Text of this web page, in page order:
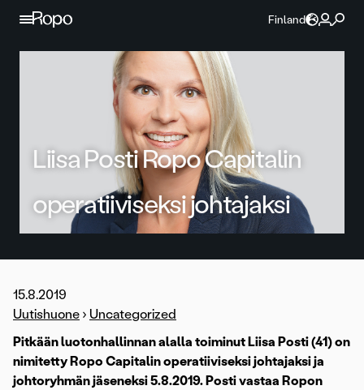
Jatka sisältöön
Finland
Liisa Posti Ropo Capitalin
operatiiviseksi johtajaksi
15.8.2019
Uutishuone › Uncategorized
Pitkään luotonhallinnan alalla toiminut Liisa Posti (41) on
nimitetty Ropo Capitalin operatiiviseksi johtajaksi ja
johtoryhmän jäseneksi 5.8.2019. Posti vastaa Ropon